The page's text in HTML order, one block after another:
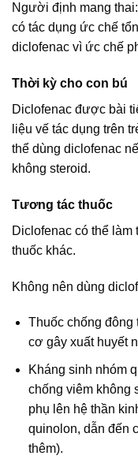
Người định mang
có tác dụng ức chế
diclofenac vì ức chế
Thời kỳ cho con bú
Diclofenac được bài
liệu vế tác dụng trên
thể dùng diclofenac
không steroid.
Tương tác thuốc
Diclofenac có thể làm
thuốc khác.
Không nên dùng
Thuốc chống
cơ gây xuất huyết
Kháng sinh nhóm
chống viêm không
phụ lên hệ thần
quinolon, dẫn đến
thêm).